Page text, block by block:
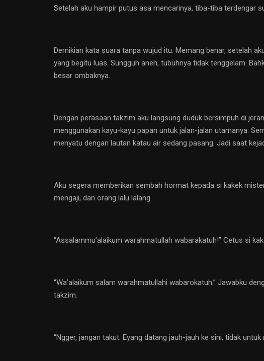
Setelah aku hampir putus asa mencarinya, tiba-tiba terdengar
Demikian kata suara tanpa wujud itu. Memang benar, setelah
yang begitu luas. Sungguh aneh, tubuhnya tidak tenggelam.
besar ombaknya.
Dengan perasaan takzim aku langsung duduk bersimpuh di
menggunakan kayu-kayu papan untuk jalan-jalan utamanya.
menyatu dengan lautan katau air sedang pasang. Jadi saat
Aku segera memberikan sembah hormat kepada si kakek
mengaji, dan orang lalu lalang.
“Assalammu’alaikum warahmatullah wabarakatuh!” Cetus si
“Wa’alaikum salam warahmatullahi wabarokatuh.” Jawabku
takzim.
“Ngger, jangan takut. Eyang datang jauh-jauh ke sini, tidak